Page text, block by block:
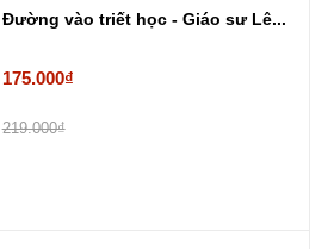
Đường vào triết học - Giáo sư Lê...
175.000₫
219.000₫